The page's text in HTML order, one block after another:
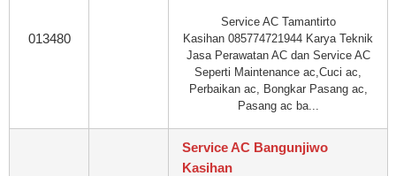
013480
Service AC Tamantirto
Kasihan 085774721944 Karya Teknik
Jasa Perawatan AC dan Service AC
Seperti Maintenance ac,Cuci ac,
Perbaikan ac, Bongkar Pasang ac,
Pasang ac ba...
Service AC Bangunjiwo
Kasihan